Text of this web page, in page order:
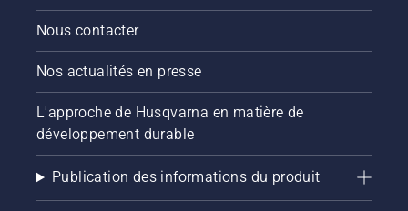
Nous contacter
Nos actualités en presse
L'approche de Husqvarna en matière de
développement durable
Publication des informations du produit